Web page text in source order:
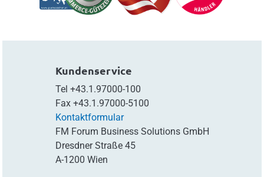
Kundenservice
Tel +43.1.97000-100
Fax +43.1.97000-5100
Kontaktformular
FM Forum Business Solutions GmbH
Dresdner Straße 45
A-1200 Wien